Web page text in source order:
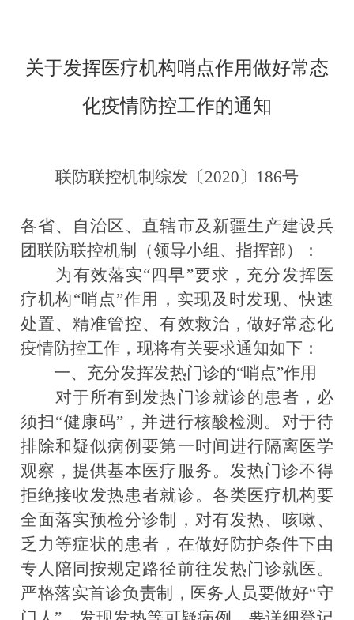
关于发挥医疗机构哨点作用做好常态
化疫情防控工作的通知
联防联控机制综发〔2020〕186号
各省、自治区、直辖市及新疆生产建设兵
团联防联控机制（领导小组、指挥部）：
为有效落实“四早”要求，充分发挥医
疗机构“哨点”作用，实现及时发现、快速
处置、精准管控、有效救治，做好常态化
疫情防控工作，现将有关要求通知如下：
一、充分发挥发热门诊的“哨点”作用
对于所有到发热门诊就诊的患者，必
须扫“健康码”，并进行核酸检测。对于待
排除和疑似病例要第一时间进行隔离医学
观察，提供基本医疗服务。发热门诊不得
拒绝接收发热患者就诊。各类医疗机构要
全面落实预检分诊制，对有发热、咳嗽、
乏力等症状的患者，在做好防护条件下由
专人陪同按规定路径前往发热门诊就医。
严格落实首诊负责制，医务人员要做好“守